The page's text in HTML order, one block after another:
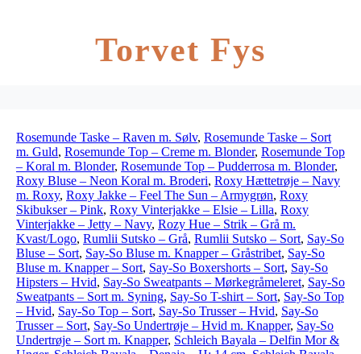
Torvet Fys
Rosemunde Taske – Raven m. Sølv, Rosemunde Taske – Sort
m. Guld, Rosemunde Top – Creme m. Blonder, Rosemunde Top
– Koral m. Blonder, Rosemunde Top – Pudderrosa m. Blonder,
Roxy Bluse – Neon Koral m. Broderi, Roxy Hættetrøje – Navy
m. Roxy, Roxy Jakke – Feel The Sun – Armygrøn, Roxy
Skibukser – Pink, Roxy Vinterjakke – Elsie – Lilla, Roxy
Vinterjakke – Jetty – Navy, Rozy Hue – Strik – Grå m.
Kvast/Logo, Rumlii Sutsko – Grå, Rumlii Sutsko – Sort, Say-So
Bluse – Sort, Say-So Bluse m. Knapper – Gråstribet, Say-So
Bluse m. Knapper – Sort, Say-So Boxershorts – Sort, Say-So
Hipsters – Hvid, Say-So Sweatpants – Mørkegråmeleret, Say-So
Sweatpants – Sort m. Syning, Say-So T-shirt – Sort, Say-So Top
– Hvid, Say-So Top – Sort, Say-So Trusser – Hvid, Say-So
Trusser – Sort, Say-So Undertrøje – Hvid m. Knapper, Say-So
Undertrøje – Sort m. Knapper, Schleich Bayala – Delfin Mor &